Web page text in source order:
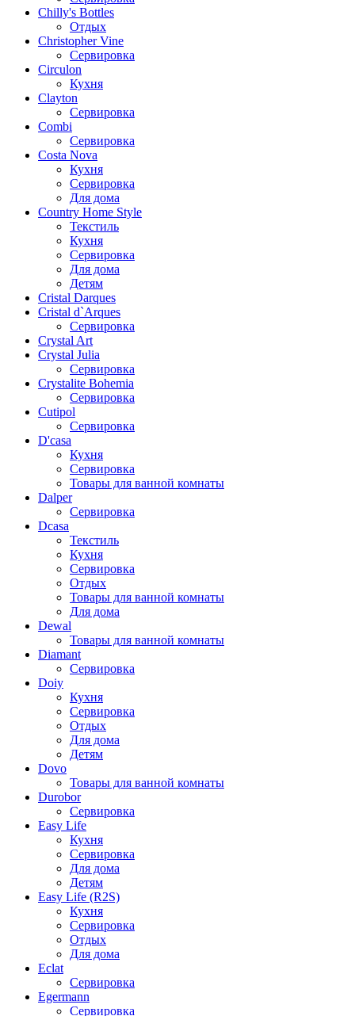
Chilly's Bottles
Отдых
Christopher Vine
Сервировка
Circulon
Кухня
Clayton
Сервировка
Combi
Сервировка
Costa Nova
Кухня
Сервировка
Для дома
Country Home Style
Текстиль
Кухня
Сервировка
Для дома
Детям
Cristal Darques
Cristal d`Arques
Сервировка
Crystal Art
Crystal Julia
Сервировка
Crystalite Bohemia
Сервировка
Cutipol
Сервировка
D'casa
Кухня
Сервировка
Товары для ванной комнаты
Dalper
Сервировка
Dcasa
Текстиль
Кухня
Сервировка
Отдых
Товары для ванной комнаты
Для дома
Dewal
Товары для ванной комнаты
Diamant
Сервировка
Doiy
Кухня
Сервировка
Отдых
Для дома
Детям
Dovo
Товары для ванной комнаты
Durobor
Сервировка
Easy Life
Кухня
Сервировка
Для дома
Детям
Easy Life (R2S)
Кухня
Сервировка
Отдых
Для дома
Eclat
Сервировка
Egermann
Сервировка